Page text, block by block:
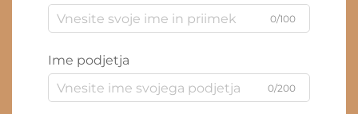
0/100
Ime podjetja
0/200